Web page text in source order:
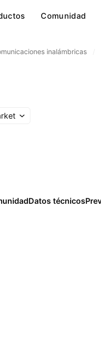
Comunidad
inalámbricas
Datos técnicos